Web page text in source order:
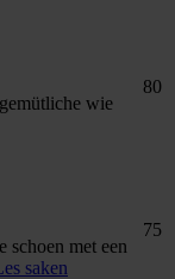
wie
80
schoen met een
saken
75